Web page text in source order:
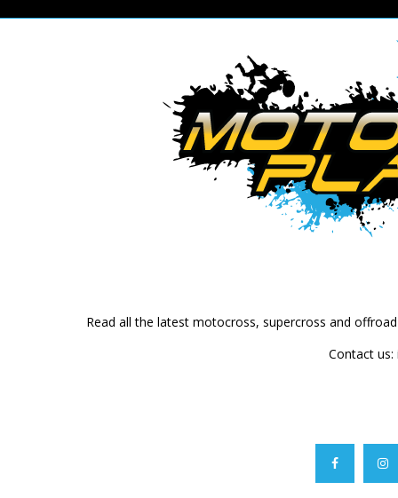
Read all the latest motocross, supercross and
Contact us: